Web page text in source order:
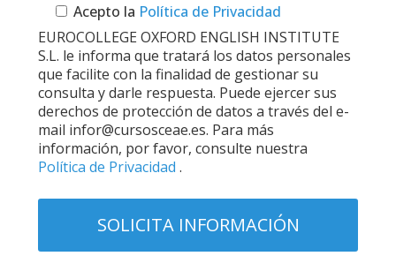
Acepto la Política de Privacidad
EUROCOLLEGE OXFORD ENGLISH INSTITUTE
S.L. le informa que tratará los datos personales
que facilite con la finalidad de gestionar su
consulta y darle respuesta. Puede ejercer sus
derechos de protección de datos a través del e-
mail infor@cursosceae.es. Para más
información, por favor, consulte nuestra
Política de Privacidad .